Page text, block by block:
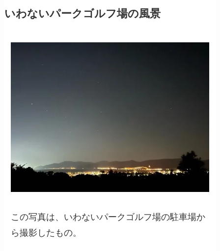
いわないパークゴルフ場の風景
この写真は、いわないパークゴルフ場の駐車場か
ら撮影したもの。